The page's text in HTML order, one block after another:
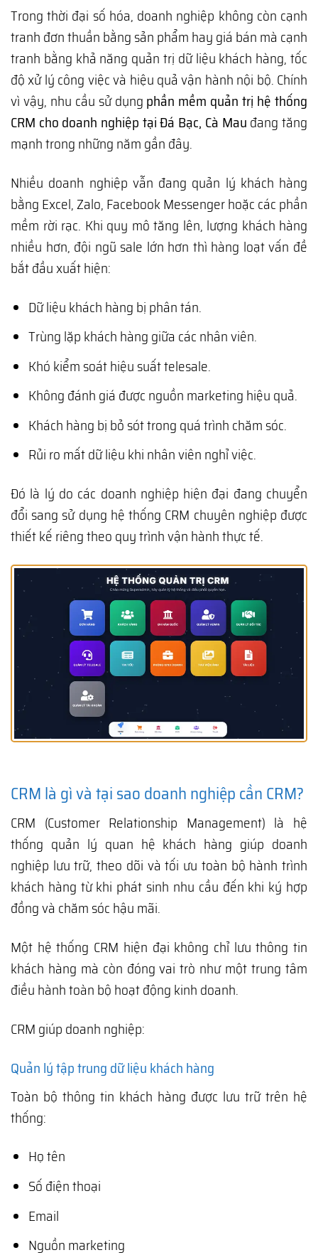
Trong thời đại số hóa, doanh nghiệp không còn cạnh
tranh đơn thuần bằng sản phẩm hay giá bán mà cạnh
tranh bằng khả năng quản trị dữ liệu khách hàng, tốc
độ xử lý công việc và hiệu quả vận hành nội bộ. Chính
vì vậy, nhu cầu sử dụng phần mềm quản trị hệ thống
CRM cho doanh nghiệp tại Đá Bạc, Cà Mau đang tăng
mạnh trong những năm gần đây.
Nhiều doanh nghiệp vẫn đang quản lý khách hàng
bằng Excel, Zalo, Facebook Messenger hoặc các phần
mềm rời rạc. Khi quy mô tăng lên, lượng khách hàng
nhiều hơn, đội ngũ sale lớn hơn thì hàng loạt vấn đề
bắt đầu xuất hiện:
Dữ liệu khách hàng bị phân tán.
Trùng lặp khách hàng giữa các nhân viên.
Khó kiểm soát hiệu suất telesale.
Không đánh giá được nguồn marketing hiệu quả.
Khách hàng bị bỏ sót trong quá trình chăm sóc.
Rủi ro mất dữ liệu khi nhân viên nghỉ việc.
Đó là lý do các doanh nghiệp hiện đại đang chuyển
đổi sang sử dụng hệ thống CRM chuyên nghiệp được
thiết kế riêng theo quy trình vận hành thực tế.
CRM là gì và tại sao doanh nghiệp cần CRM?
CRM (Customer Relationship Management) là hệ
thống quản lý quan hệ khách hàng giúp doanh
nghiệp lưu trữ, theo dõi và tối ưu toàn bộ hành trình
khách hàng từ khi phát sinh nhu cầu đến khi ký hợp
đồng và chăm sóc hậu mãi.
Một hệ thống CRM hiện đại không chỉ lưu thông tin
khách hàng mà còn đóng vai trò như một trung tâm
điều hành toàn bộ hoạt động kinh doanh.
CRM giúp doanh nghiệp:
Quản lý tập trung dữ liệu khách hàng
Toàn bộ thông tin khách hàng được lưu trữ trên hệ
thống:
Họ tên
Số điện thoại
Email
Nguồn marketing